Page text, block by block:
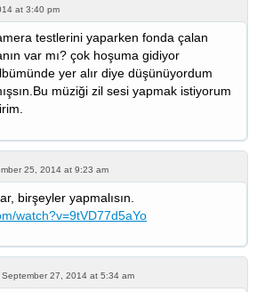
at 3:40 pm
testlerini yaparken fonda çalan
var mı? çok hoşuma gidiyor
yer alır diye düşünüyordum
müziği zil sesi yapmak istiyorum
25, 2014 at 9:23 am
birşeyler yapmalısın.
watch?v=9tVD77d5aYo
September 27, 2014 at 5:34 am